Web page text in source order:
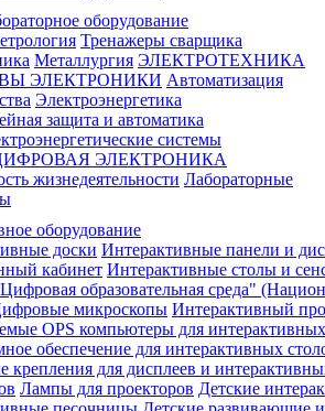
оборудование
Тренажеры сварщика
Металлургия ЭЛЕКТРОТЕХНИКА
ЭЛЕКТРОНИКИ Автоматизация
Электроэнергетика
защита и автоматика
системы
ЭЛЕКТРОНИКА
жизнедеятельности Лабораторные
оборудование
доски Интерактивные панели и
кабинет Интерактивные столы и
образовательная среда"
микроскопы Интерактивный
OPS компьютеры для
обеспечение для интерактивных
крепления для дисплеев и
Лампы для проекторов Детские